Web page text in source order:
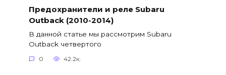
Предохранители и реле Subaru
Outback (2010-2014)
В данной статье мы рассмотрим Subaru
Outback четвертого
0 42.2к.